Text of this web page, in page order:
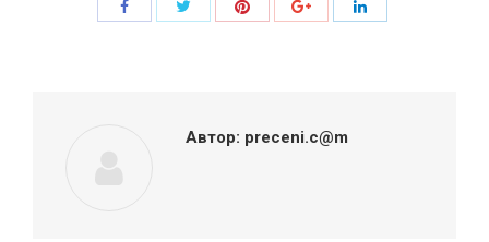
Автор: preceni.c@m